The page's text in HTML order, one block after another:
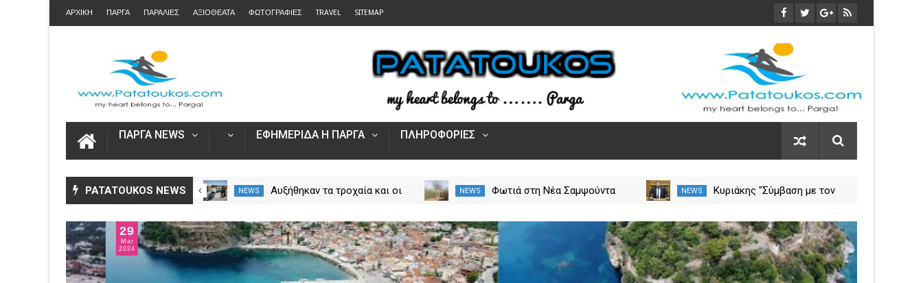
ΑΡΧΙΚΗ ΠΑΡΓΑ ΠΑΡΑΛΙΕΣ ΑΞΙΟΘΕΑΤΑ ΦΩΤΟΓΡΑΦΙΕΣ TRAVEL SITEMAP
ΠΑΡΓΑ NEWS ΕΦΗΜΕΡΙΔΑ Η ΠΑΡΓΑ ΠΛΗΡΟΦΟΡΙΕΣ
PATATOUKOS NEWS
Η Καινοτομία στα ταξίδια μόνο
στο Skarpos Tours Parga
NEWS
Άνοιξε η πλατφόρμα myAGRO
Ενιαία Αίτηση Ενίσχυσης
NEWS
Αυξήθηκαν τα τροχαία και οι
NEWS
Φωτιά στη Νέα Σαμψούντα
δυνάμεις
02
Apr
2024